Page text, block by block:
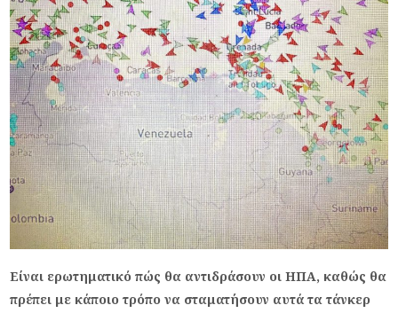
Είναι ερωτηματικό πώς θα αντιδράσουν οι ΗΠΑ, καθώς θα
πρέπει με κάποιο τρόπο να σταματήσουν αυτά τα τάνκερ